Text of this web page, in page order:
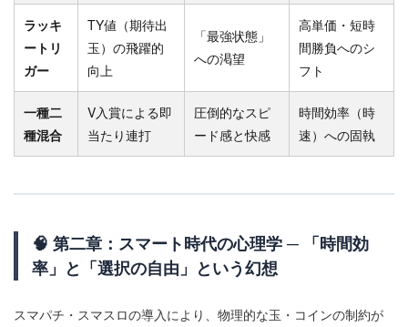
ラッキ
ートリ
ガー
TY値（期待出
玉）の飛躍的
向上
「最強状態」
への渇望
高単価・短時
間勝負へのシ
フト
一種二
種混合
V入賞による即
当たり連打
圧倒的なスピ
ード感と快感
時間効率（時
速）への固執
🧠 第二章：スマート時代の心理学 ─ 「時間効
率」と「選択の自由」という幻想
スマパチ・スマスロの導入により、物理的な玉・コインの制約が